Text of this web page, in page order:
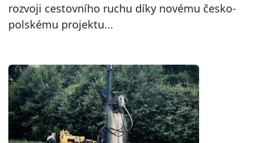
rozvoji cestovního ruchu díky novému česko-
polskému projektu...